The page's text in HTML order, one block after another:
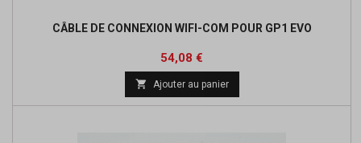
CÂBLE DE CONNEXION WIFI-COM POUR GP1 EVO
Prix
54,08 €
 Ajouter au panier